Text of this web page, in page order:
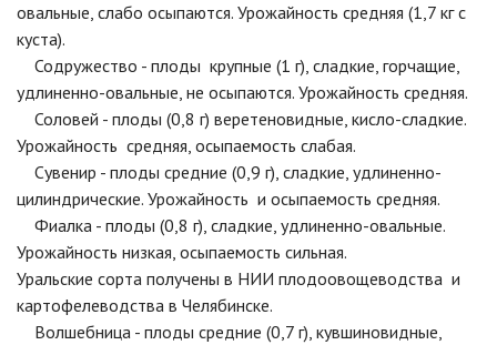
овальные, слабо осыпаются. Урожайность средняя (1,7 кг с
куста).
Содружество - плоды крупные (1 г), сладкие, горчащие,
удлиненно-овальные, не осыпаются. Урожайность средняя.
Соловей - плоды (0,8 г) веретеновидные, кисло-сладкие.
Урожайность средняя, осыпаемость слабая.
Сувенир - плоды средние (0,9 г), сладкие, удлиненно-
цилиндрические. Урожайность и осыпаемость средняя.
Фиалка - плоды (0,8 г), сладкие, удлиненно-овальные.
Урожайность низкая, осыпаемость сильная.
Уральские сорта получены в НИИ плодоовощеводства и
картофелеводства в Челябинске.
Волшебница - плоды средние (0,7 г), кувшиновидные,